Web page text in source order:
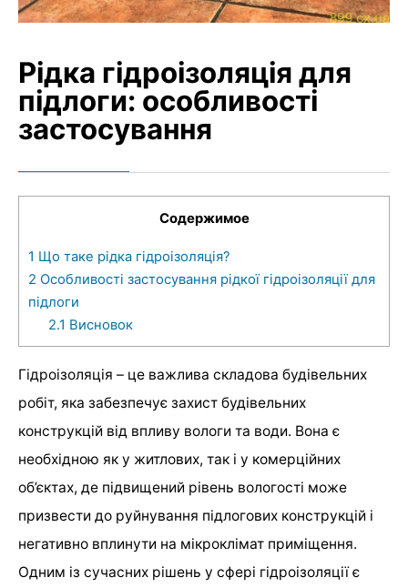
Рідка гідроізоляція для
підлоги: особливості
застосування
Содержимое
1 Що таке рідка гідроізоляція?
2 Особливості застосування рідкої гідроізоляції для
підлоги
2.1 Висновок
Гідроізоляція – це важлива складова будівельних
робіт, яка забезпечує захист будівельних
конструкцій від впливу вологи та води. Вона є
необхідною як у житлових, так і у комерційних
об’єктах, де підвищений рівень вологості може
призвести до руйнування підлогових конструкцій і
негативно вплинути на мікроклімат приміщення.
Одним із сучасних рішень у сфері гідроізоляції є